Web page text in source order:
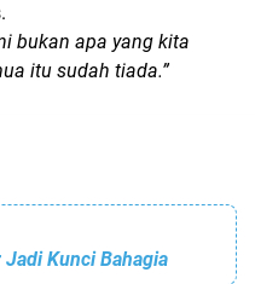
bukan apa yang kita
itu sudah tiada.”
Kunci Bahagia